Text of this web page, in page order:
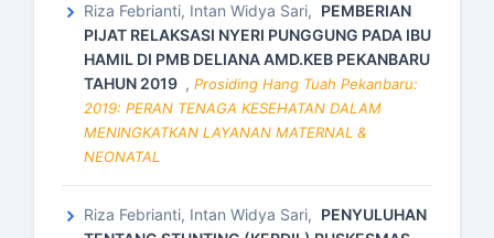
Riza Febrianti, Intan Widya Sari, PEMBERIAN
PIJAT RELAKSASI NYERI PUNGGUNG PADA IBU
HAMIL DI PMB DELIANA AMD.KEB PEKANBARU
TAHUN 2019 , Prosiding Hang Tuah Pekanbaru:
2019: PERAN TENAGA KESEHATAN DALAM
MENINGKATKAN LAYANAN MATERNAL &
NEONATAL
Riza Febrianti, Intan Widya Sari, PENYULUHAN